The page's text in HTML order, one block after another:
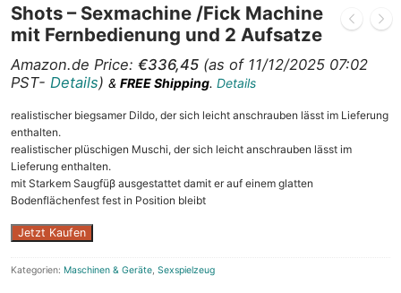
Shots – Sexmachine /Fick Machine
mit Fernbedienung und 2 Aufsatze
Amazon.de Price: €336,45 (as of 11/12/2025 07:02
PST- Details) & FREE Shipping. Details
realistischer biegsamer Dildo, der sich leicht anschrauben lässt im Lieferung
enthalten.
realistischer plüschigen Muschi, der sich leicht anschrauben lässt im
Lieferung enthalten.
mit Starkem Saugfüβ ausgestattet damit er auf einem glatten
Bodenflächenfest fest in Position bleibt
Jetzt Kaufen
Kategorien: Maschinen & Geräte, Sexspielzeug